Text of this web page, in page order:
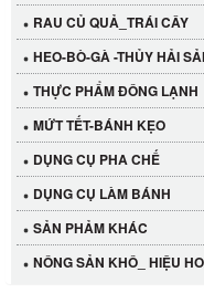
RAU CỦ QUẢ_TRÁI CÂY
HEO-BÒ-GÀ -THỦY HẢI
THỰC PHẨM ĐÔNG LẠNH
MỨT TẾT-BÁNH KẸO
DỤNG CỤ PHA CHẾ
DỤNG CỤ LÀM BÁNH
SẢN PHẢM KHÁC
NÔNG SẢN KHÔ_ HIỆU
LỐC